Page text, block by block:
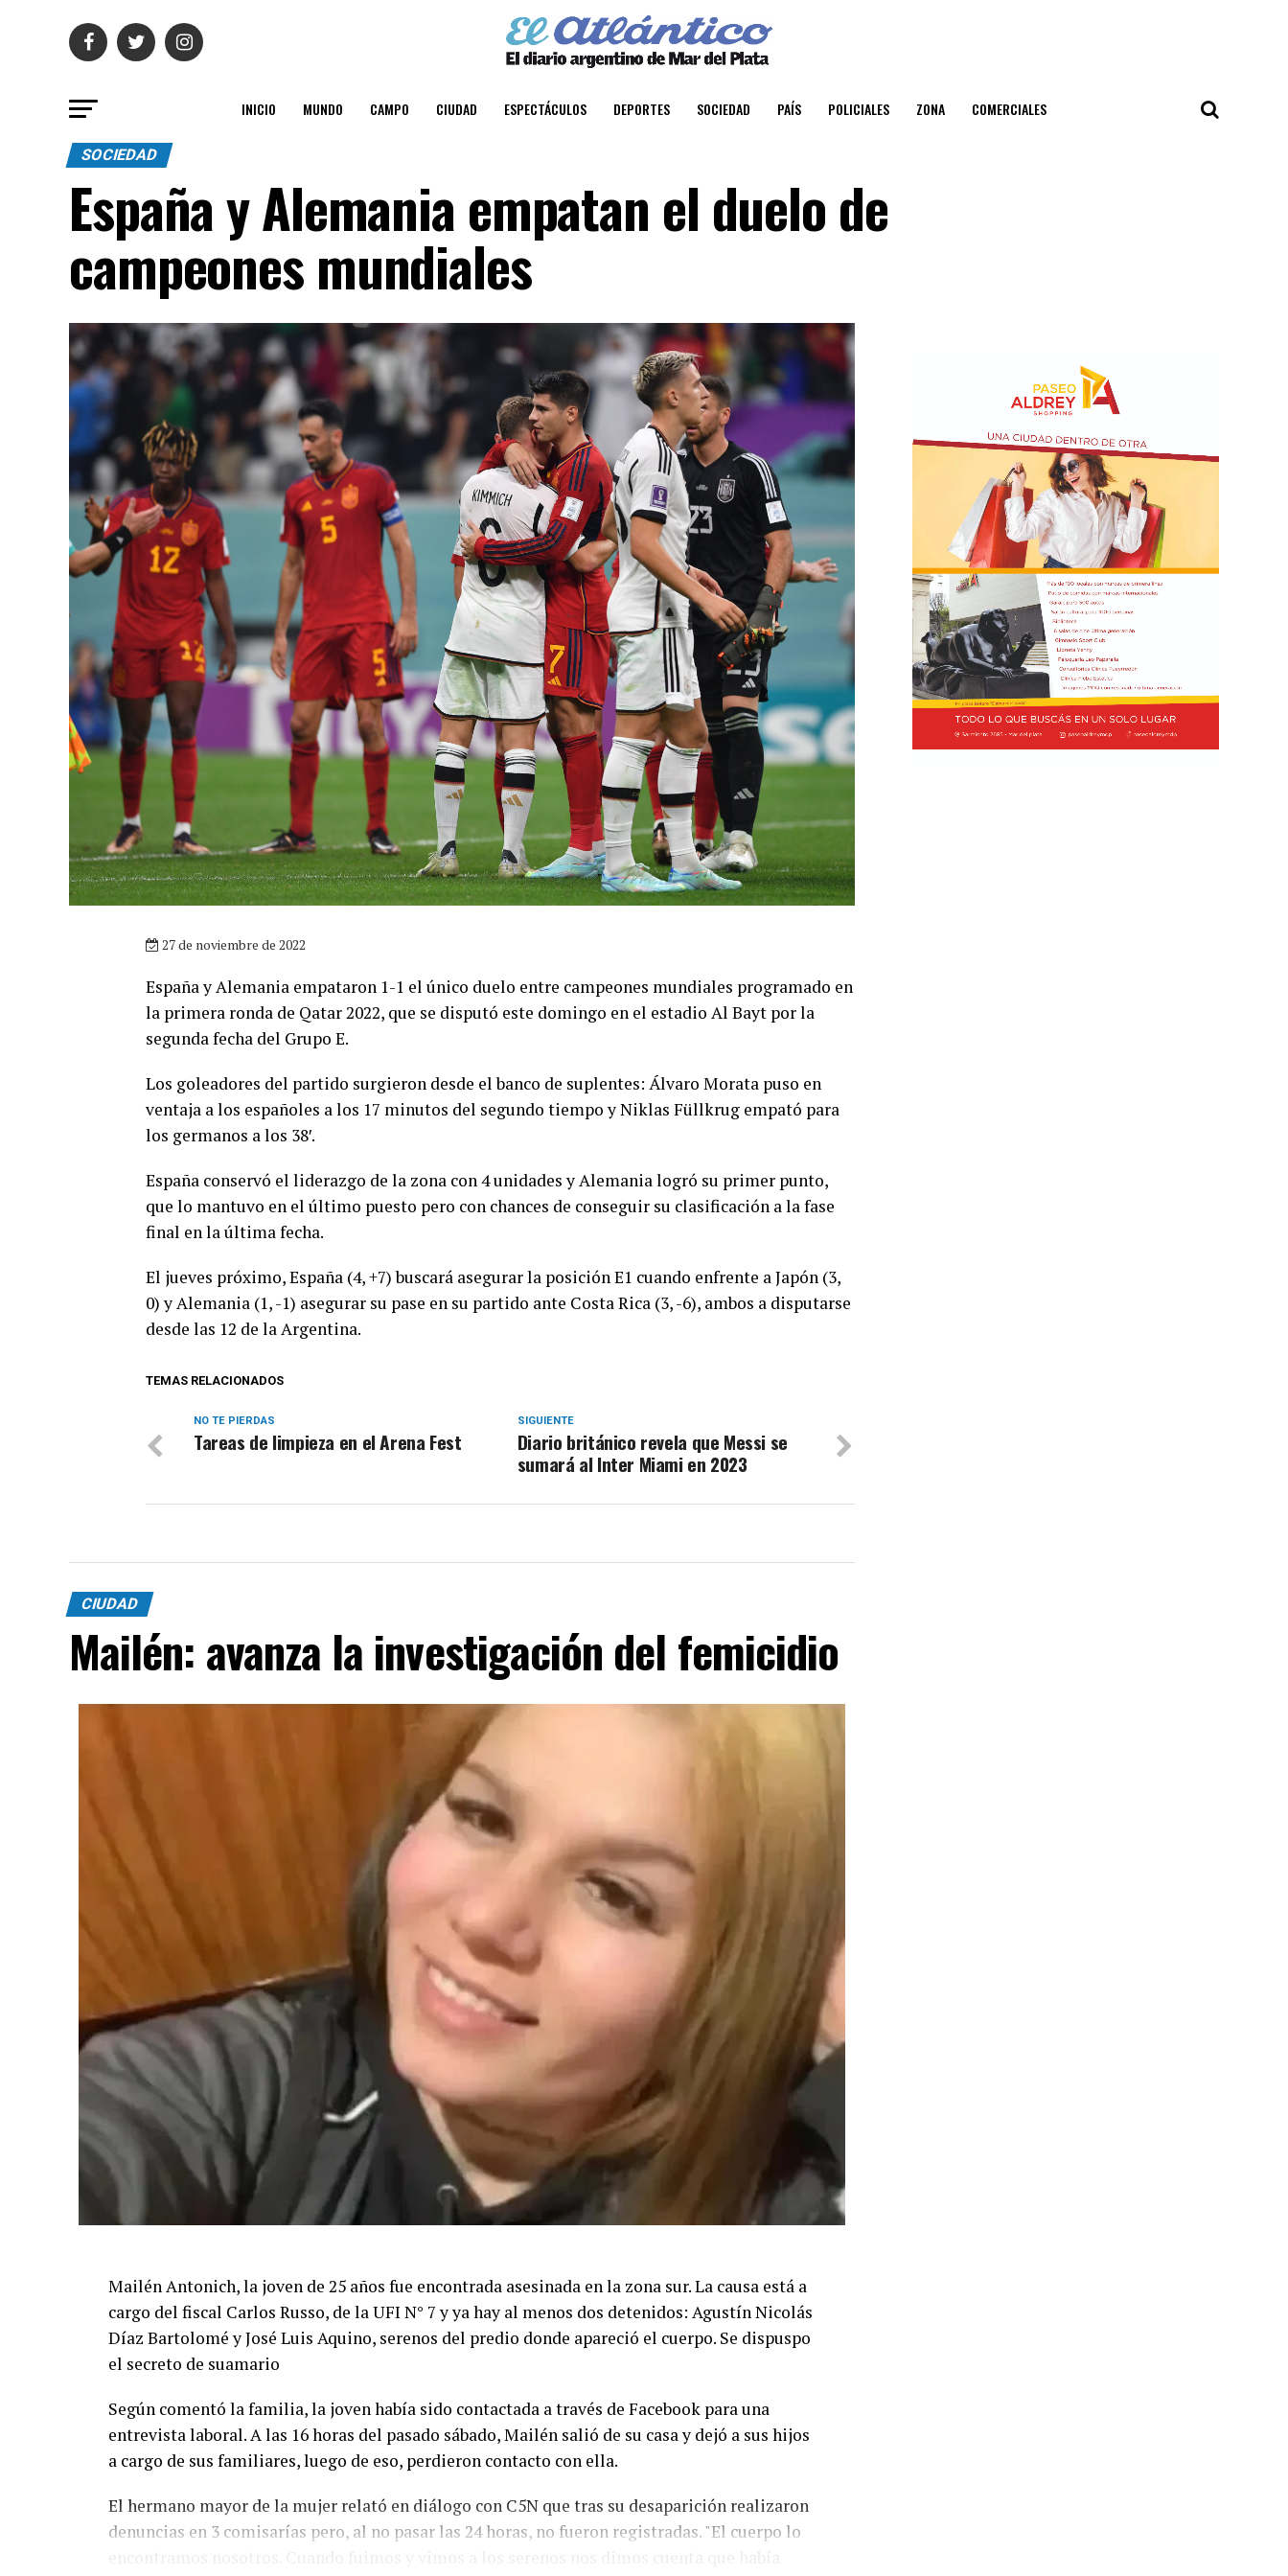
INICIO MUNDO CAMPO CIUDAD ESPECTÁCULOS DEPORTES SOCIEDAD PAÍS POLICIALES ZONA COMERCIALES
SOCIEDAD
España y Alemania empatan el duelo de
campeones mundiales
27 de noviembre de 2022
España y Alemania empataron 1-1 el único duelo entre campeones mundiales programado en
la primera ronda de Qatar 2022, que se disputó este domingo en el estadio Al Bayt por la
segunda fecha del Grupo E.
Los goleadores del partido surgieron desde el banco de suplentes: Álvaro Morata puso en
ventaja a los españoles a los 17 minutos del segundo tiempo y Niklas Füllkrug empató para
los germanos a los 38′.
España conservó el liderazgo de la zona con 4 unidades y Alemania logró su primer punto,
que lo mantuvo en el último puesto pero con chances de conseguir su clasificación a la fase
final en la última fecha.
El jueves próximo, España (4, +7) buscará asegurar la posición E1 cuando enfrente a Japón (3,
0) y Alemania (1, -1) asegurar su pase en su partido ante Costa Rica (3, -6), ambos a disputarse
desde las 12 de la Argentina.
TEMAS RELACIONADOS
SIGUIENTE
Diario británico revela que Messi se
sumará al Inter Miami en 2023
NO TE PIERDAS
Tareas de limpieza en el Arena Fest
CIUDAD
Mailén: avanza la investigación del femicidio
Mailén Antonich, la joven de 25 años fue encontrada asesinada en la zona sur. La causa está a
cargo del fiscal Carlos Russo, de la UFI N° 7 y ya hay al menos dos detenidos: Agustín Nicolás
Díaz Bartolomé y José Luis Aquino, serenos del predio donde apareció el cuerpo. Se dispuspo
el secreto de suamario
Según comentó la familia, la joven había sido contactada a través de Facebook para una
entrevista laboral. A las 16 horas del pasado sábado, Mailén salió de su casa y dejó a sus hijos
a cargo de sus familiares, luego de eso, perdieron contacto con ella.
El hermano mayor de la mujer relató en diálogo con C5N que tras su desaparición realizaron
denuncias en 3 comisarías pero, al no pasar las 24 horas, no fueron registradas. "El cuerpo lo